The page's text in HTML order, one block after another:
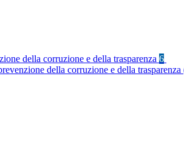
della corruzione e della trasparenza 6
della corruzione e della